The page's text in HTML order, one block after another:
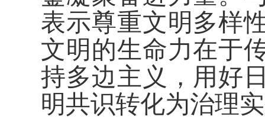
表示尊重文明多样
文明的生命力在于
持多边主义，用好
明共识转化为治理